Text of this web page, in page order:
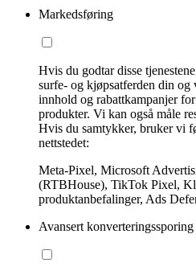
Markedsføring
Hvis du godtar disse
surfe- og kjøpsatferden din og
innhold og rabattkampanjer
produkter. Vi kan også måle
Hvis du samtykker, bruker vi
nettstedet:
Meta-Pixel, Microsoft
(RTBHouse), TikTok Pixel,
produktanbefalinger, Ads
Avansert konverteringssporing